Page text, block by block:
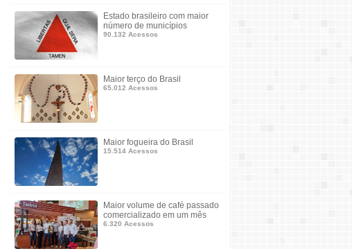
Estado brasileiro com maior
número de municípios
90.132 Acessos
Maior terço do Brasil
65.012 Acessos
Maior fogueira do Brasil
15.514 Acessos
Maior volume de café passado
comercializado em um mês
6.320 Acessos